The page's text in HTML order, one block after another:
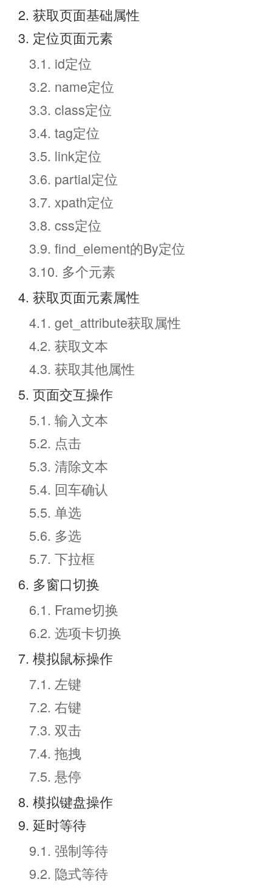
2. 获取页面基础属性
3. 定位页面元素
3.1. id定位
3.2. name定位
3.3. class定位
3.4. tag定位
3.5. link定位
3.6. partial定位
3.7. xpath定位
3.8. css定位
3.9. find_element的By定位
3.10. 多个元素
4. 获取页面元素属性
4.1. get_attribute获取属性
4.2. 获取文本
4.3. 获取其他属性
5. 页面交互操作
5.1. 输入文本
5.2. 点击
5.3. 清除文本
5.4. 回车确认
5.5. 单选
5.6. 多选
5.7. 下拉框
6. 多窗口切换
6.1. Frame切换
6.2. 选项卡切换
7. 模拟鼠标操作
7.1. 左键
7.2. 右键
7.3. 双击
7.4. 拖拽
7.5. 悬停
8. 模拟键盘操作
9. 延时等待
9.1. 强制等待
9.2. 隐式等待